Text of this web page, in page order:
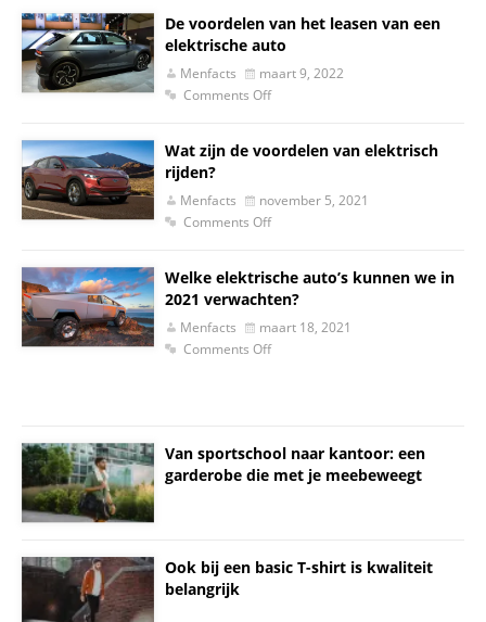
De voordelen van het leasen van een
elektrische auto
Menfacts
maart 9, 2022
Comments Off
Wat zijn de voordelen van elektrisch
rijden?
Menfacts
november 5, 2021
Comments Off
Welke elektrische auto’s kunnen we in
2021 verwachten?
Menfacts
maart 18, 2021
Comments Off
Van sportschool naar kantoor: een
garderobe die met je meebeweegt
Ook bij een basic T-shirt is kwaliteit
belangrijk